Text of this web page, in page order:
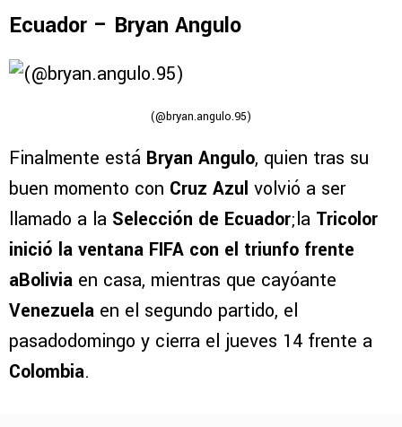
Ecuador – Bryan Angulo
(@bryan.angulo.95)
Finalmente está Bryan Angulo, quien tras su
buen momento con Cruz Azul volvió a ser
llamado a la Selección de Ecuador;la Tricolor
inició la ventana FIFA con el triunfo frente
aBolivia en casa, mientras que cayóante
Venezuela en el segundo partido, el
pasadodomingo y cierra el jueves 14 frente a
Colombia.